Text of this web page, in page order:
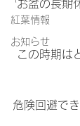
紅葉情報
お知らせ
お盆の長期
この時期は
危険回避で